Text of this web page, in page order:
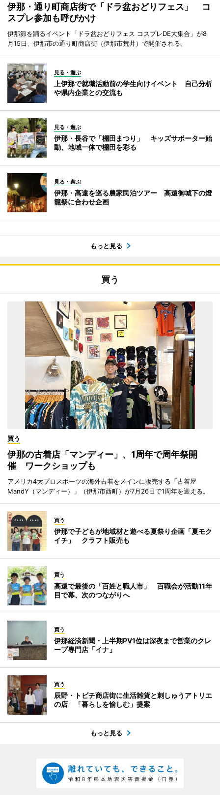
伊那・通り町商店街で「ドラ盆おどりフェス」 コ
スプレ参加も呼びかけ
伊那節を踊るイベント「ドラ盆おどりフェス コスプレDE大集合」が8
月15日、伊那市の通り町商店街（伊那市荒井）で開催される。
見る・遊ぶ
上伊那で就職活動前の学生向けイベント 自己分析
や県内企業との交流も
見る・遊ぶ
伊那・長谷で「棚田まつり」 キッズサポーター始
動、地域一体で棚田を彩る
見る・遊ぶ
伊那・高遠を巡る農家民泊ツアー 高遠御城下の燈
籠祭に合わせ企画
もっと見る
買う
買う
伊那の古着店「マンディー」、1周年で周年祭開
催 ワークショップも
アメリカ4大プロスポーツの海外古着をメインに販売する「古着屋
MandY（マンディー）」（伊那市西町）が7月26日で1周年を迎える。
買う
伊那で子どもが地域材と遊べる夏祭り企画「夏モク
イチ」 クラフト販売も
買う
高遠で最後の「百姓と職人市」 百職会が活動11年
目で幕、次のつながりへ
買う
伊那経済新聞・上半期PV1位は深夜まで営業のクレ
ープ専門店「イナ」
買う
辰野・トビチ商店街に生活雑貨と刺しゅうアトリエ
の店 「暮らしを愉しむ」提案
もっと見る